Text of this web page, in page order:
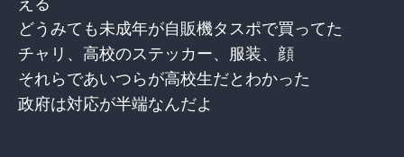
どうみても未成年が自販機タスポで買ってた
チャリ、高校のステッカー、服装、顔
それらであいつらが高校生だとわかった
政府は対応が半端なんだよ